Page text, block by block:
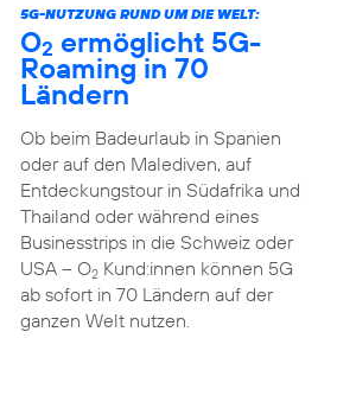
5G-NUTZUNG RUND UM DIE WELT:
O2 ermöglicht 5G-
Roaming in 70
Ländern
Ob beim Badeurlaub in Spanien
oder auf den Malediven, auf
Entdeckungstour in Südafrika und
Thailand oder während eines
Businesstrips in die Schweiz oder
USA – O2Kund:innen können 5G
ab sofort in 70 Ländern auf der
ganzen Welt nutzen.